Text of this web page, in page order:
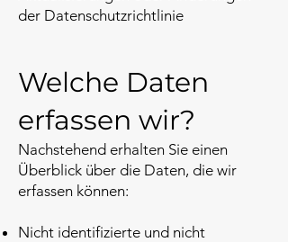
der Datenschutzrichtlinie
Welche Daten
erfassen wir?
Nachstehend erhalten Sie einen
Überblick über die Daten, die wir
erfassen können:
Nicht identifizierte und nicht